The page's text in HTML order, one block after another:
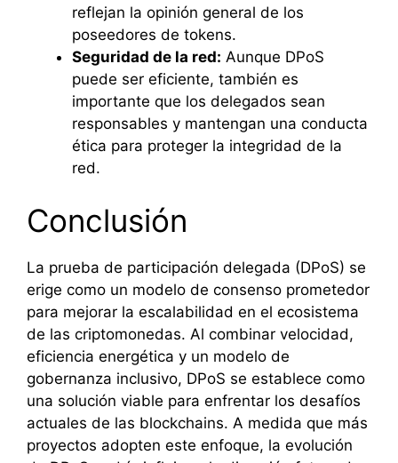
reflejan la opinión general de los
poseedores de tokens.
Seguridad de la red: Aunque DPoS
puede ser eficiente, también es
importante que los delegados sean
responsables y mantengan una conducta
ética para proteger la integridad de la
red.
Conclusión
La prueba de participación delegada (DPoS) se
erige como un modelo de consenso prometedor
para mejorar la escalabilidad en el ecosistema
de las criptomonedas. Al combinar velocidad,
eficiencia energética y un modelo de
gobernanza inclusivo, DPoS se establece como
una solución viable para enfrentar los desafíos
actuales de las blockchains. A medida que más
proyectos adopten este enfoque, la evolución